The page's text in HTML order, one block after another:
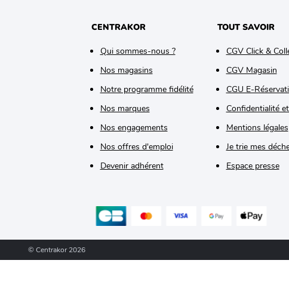
CENTRAKOR
Qui sommes-nous ?
Nos magasins
Notre programme fidélité
Nos marques
Nos engagements
Nos offres d'emploi
Devenir adhérent
TOUT SAVOIR
CGV Click &
CGV Magasin
CGU E-
Confidentialité
Mentions légales
Je trie mes
Espace presse
© Centrakor 2026